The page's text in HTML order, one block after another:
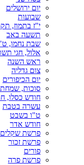
יום ירושלים
שבועות
י"ז בתמוז,
תשעה באב
שבת נחמו,
אלול, חגי
ראש השנה
צום גדליה
יום הכיפורים
סוכות,
חודש כסלו,
עשרה בטבת
ט"ו בשבט
חודש אדר
פרשת שקלים
פרשת זכור
פורים
פרשת פרה